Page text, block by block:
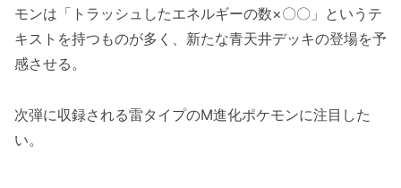
モンは「トラッシュしたエネルギーの数×〇〇」というテ
キストを持つものが多く、新たな青天井デッキの登場を予
感させる。
次弾に収録される雷タイプのM進化ポケモンに注目した
い。